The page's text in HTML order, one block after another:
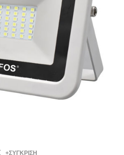
+ΣΎΓΚΡΙΣΗ